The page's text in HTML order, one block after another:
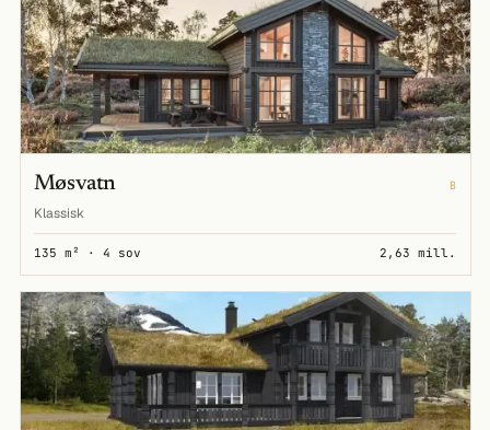
Møsvatn B
Klassisk
135 m² · 4 sov 2,63 mill.